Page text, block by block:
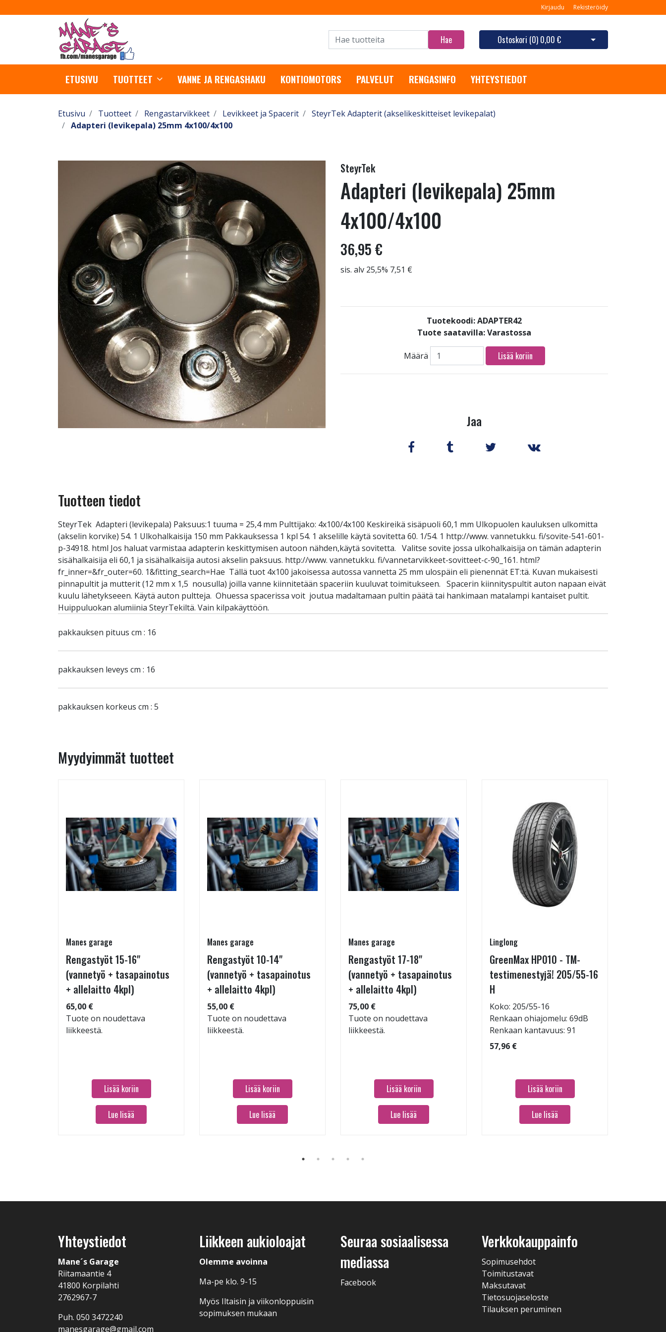
Kirjaudu Rekisteröidy
Hae Ostoskori (0) 0,00 € Avaa ostoskori
ETUSIVU TUOTTEET VANNE JA RENGASHAKU KONTIOMOTORS PALVELUT RENGASINFO YHTEYSTIEDOT
Etusivu Tuotteet Rengastarvikkeet Levikkeet ja Spacerit
SteyrTek Adapterit (akselikeskitteiset levikepalat)
Adapteri (levikepala) 25mm 4x100/4x100
SteyrTek
Adapteri (levikepala) 25mm
4x100/4x100
36,95 €
sis. alv 25,5% 7,51 €
Tuotekoodi: ADAPTER42
Tuote saatavilla:Varastossa
Määrä Lisää koriin
Jaa
Tuotteen tiedot
SteyrTek Adapteri (levikepala) Paksuus:1 tuuma = 25,4 mm Pulttijako: 4x100/4x100 Keskireikä sisäpuoli 60,1 mm Ulkopuolen kauluksen ulkomitta
(akselin korvike) 54. 1 Ulkohalkaisija 150 mm Pakkauksessa 1 kpl 54. 1 akselille käytä sovitetta 60. 1/54. 1 http://www. vannetukku. fi/sovite-541-601-
p-34918. html Jos haluat varmistaa adapterin keskittymisen autoon nähden,käytä sovitetta. Valitse sovite jossa ulkohalkaisija on tämän adapterin
sisähalkaisija eli 60,1 ja sisähalkaisija autosi akselin paksuus. http://www. vannetukku. fi/vannetarvikkeet-sovitteet-c-90_161. html?
fr_inner=&fr_outer=60. 1&fitting_search=Hae Tällä tuot 4x100 jakoisessa autossa vannetta 25 mm ulospäin eli pienennät ET:tä. Kuvan mukaisesti
pinnapultit ja mutterit (12 mm x 1,5 nousulla) joilla vanne kiinnitetään spaceriin kuuluvat toimitukseen. Spacerin kiinnityspultit auton napaan eivät
kuulu lähetykseeen. Käytä auton pultteja. Ohuessa spacerissa voit joutua madaltamaan pultin päätä tai hankimaan matalampi kantaiset pultit.
Huippuluokan alumiinia SteyrTekiltä. Vain kilpakäyttöön.
pakkauksen pituus cm : 16
pakkauksen leveys cm : 16
pakkauksen korkeus cm : 5
Myydyimmät tuotteet
Manes garage
Rengastyöt 15-16"
(vannetyö + tasapainotus
+ allelaitto 4kpl)
65,00 €
Tuote on noudettava
liikkeestä.
Lisää koriin
Lue lisää
Manes garage
Rengastyöt 10-14"
(vannetyö + tasapainotus
+ allelaitto 4kpl)
55,00 €
Tuote on noudettava
liikkeestä.
Lisää koriin
Lue lisää
Manes garage
Rengastyöt 17-18"
(vannetyö + tasapainotus
+ allelaitto 4kpl)
75,00 €
Tuote on noudettava
liikkeestä.
Lisää koriin
Lue lisää
Linglong
GreenMax HP010 - TM-
testimenestyjä! 205/55-16
H
Koko: 205/55-16
Renkaan ohiajomelu: 69dB
Renkaan kantavuus: 91
57,96 €
Lisää koriin
Lue lisää
Yhteystiedot
Mane´s Garage
Riitamaantie 4
41800 Korpilahti
2762967-7
Puh. 050 3472240
manesgarage@gmail.com
Liikkeen aukioloajat
Olemme avoinna
Ma-pe klo. 9-15
Myös Iltaisin ja viikonloppuisin
sopimuksen mukaan
Seuraa sosiaalisessa
mediassa
Facebook
Verkkokauppainfo
Sopimusehdot
Toimitustavat
Maksutavat
Tietosuojaseloste
Tilauksen peruminen